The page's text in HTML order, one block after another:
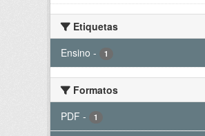
Etiquetas
Ensino - 1
Formatos
PDF - 1